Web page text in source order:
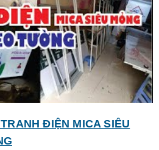
ĐIỆN MICA SIÊU